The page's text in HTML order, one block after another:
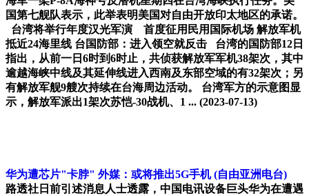
国第七舰队表示，此举表明美国对自由开放印太地区的承诺。
台湾将举行年度汉光军演 首度征用民用国际机场 解放军机
抵近24海里线 台国防部：进入领空就反击 台湾的国防部12日
指出，从前一日6时到6时止，共侦获解放军军机38架次，其中
逾越海峡中线及其延伸线进入西南及东部空域的有32架次；另
有解放军舰9艘次持续在台海周边活动。 台湾军方的示意图显
示，解放军派出1架次苏恺-30战机、1 ... (2023-07-13)
华为遭芯片"卡脖" 外媒：或将推出5G手机 (自由亚洲电台)
路透社日前引述消息人士透露，中国电讯设备巨头华为在遭遇